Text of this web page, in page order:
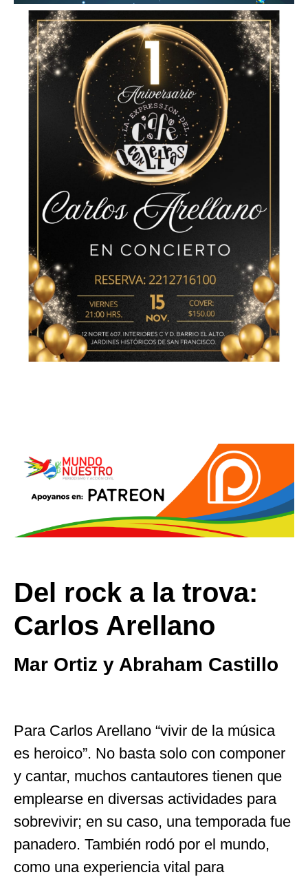
Del rock a la trova:
Carlos Arellano
Mar Ortiz y Abraham Castillo
Para Carlos Arellano “vivir de la música
es heroico”. No basta solo con componer
y cantar, muchos cantautores tienen que
emplearse en diversas actividades para
sobrevivir; en su caso, una temporada fue
panadero. También rodó por el mundo,
como una experiencia vital para